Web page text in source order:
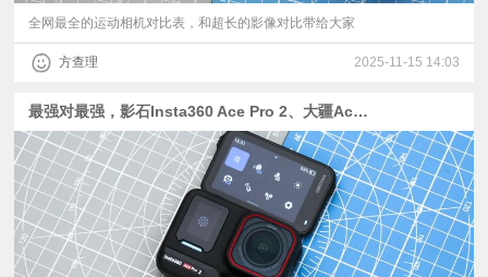
测
视
频
全网最全的运动相机对比表，和超长的影像对比带给大家
方查理 2025-11-15 14:03
最强对最强，影石Insta360 Ace Pro 2、大疆Action 5 Pro运动相机对比评测